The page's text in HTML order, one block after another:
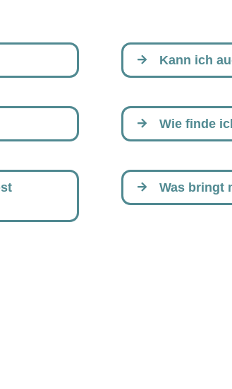
Kann ich
Wie finde
Was bringt